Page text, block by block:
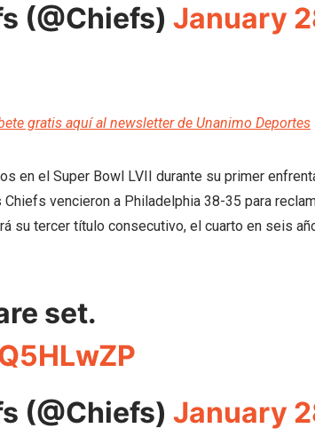
(@Chiefs) January
gratis aquí al newsletter de Unanimo Deportes
en el Super Bowl LVII durante su primer
vencieron a Philadelphia 38-35 para
su tercer título consecutivo, el cuarto en seis
set.
(@Chiefs) January